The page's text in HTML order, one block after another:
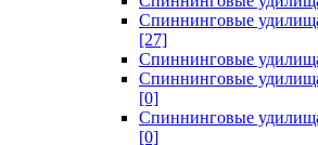
Спиннинговые
[27]
Спиннинговые
Спиннинговые
[0]
Спиннинговые
[0]